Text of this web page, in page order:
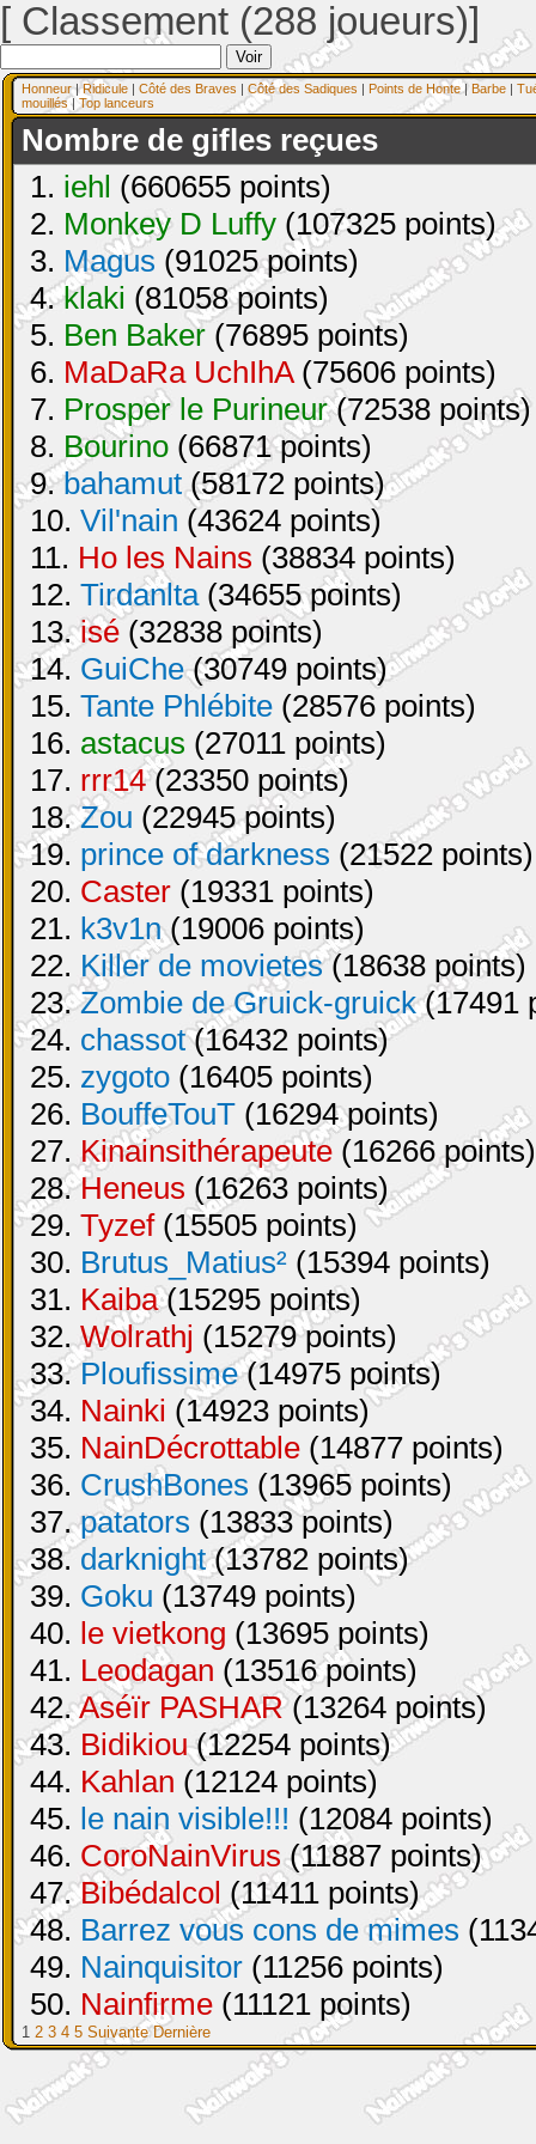
[ Classement (288 joueurs)]
Honneur|Ridicule | Côté des Braves | Côté des Sadiques | Points de Honte| Barbe |
mouillés| Top lanceurs
Nombre de gifles reçues
1. iehl (660655 points)
2. Monkey D Luffy (107325 points)
3. Magus (91025 points)
4.klaki (81058 points)
5. Ben Baker (76895 points)
6. MaDaRa UchIhA(75606 points)
7. Prosper le Purineur(72538 points)
8. Bourino (66871 points)
9.bahamut(58172 points)
10. Vil'nain (43624 points)
11. Ho les Nains (38834 points)
12. Tirdanlta(34655 points)
13.isé (32838 points)
14. GuiChe(30749 points)
15. Tante Phlébite (28576 points)
16. astacus (27011 points)
17. rrr14(23350 points)
18.Zou (22945 points)
19. prince of darkness (21522 points)
20. Caster (19331 points)
21. k3v1n(19006 points)
22. Killer de movietes(18638 points)
23.Zombie de Gruick-gruick(17491
24. chassot(16432 points)
25. zygoto (16405 points)
26. BouffeTouT (16294 points)
27. Kinainsithérapeute (16266 points)
28.Heneus (16263 points)
29. Tyzef(15505 points)
30. Brutus_Matius² (15394 points)
31. Kaiba(15295 points)
32.Wolrathj (15279 points)
33.Ploufissime(14975 points)
34. Nainki (14923 points)
35. NainDécrottable (14877 points)
36. CrushBones (13965 points)
37.patators (13833 points)
38.darknight(13782 points)
39. Goku (13749 points)
40. le vietkong (13695 points)
41. Leodagan (13516 points)
42.Aséïr PASHAR(13264 points)
43. Bidikiou(12254 points)
44. Kahlan (12124 points)
45. le nain visible!!! (12084 points)
46. CoroNainVirus(11887 points)
47.Bibédalcol (11411 points)
48. Barrez vous cons de mimes
49. Nainquisitor (11256 points)
50. Nainfirme (11121 points)
1 2 3 4 5 Suivante Dernière